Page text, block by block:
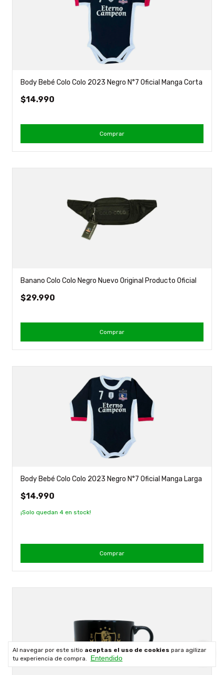
Al navegar por este sitio aceptas el uso de cookies para agilizar
tu experiencia de compra.
Entendido
Body Bebé Colo Colo 2023 Negro N°7 Oficial Manga Corta
$14.990
Comprar
Banano Colo Colo Negro Nuevo Original Producto Oficial
$29.990
Comprar
Body Bebé Colo Colo 2023 Negro N°7 Oficial Manga Larga
$14.990
¡Solo quedan 4 en stock!
Comprar